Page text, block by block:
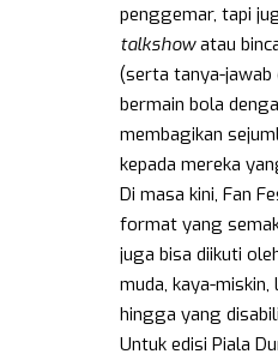
penggemar, tapi
talkshowatau
(serta tanya-jawab
bermain bola
membagikan
kepada mereka
Di masa kini, Fan
format yang
juga bisa diikuti
muda, kaya-miskin,
hingga yang
Untuk edisi Piala